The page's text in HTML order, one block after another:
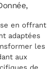
en offrant
adaptées
les
aux